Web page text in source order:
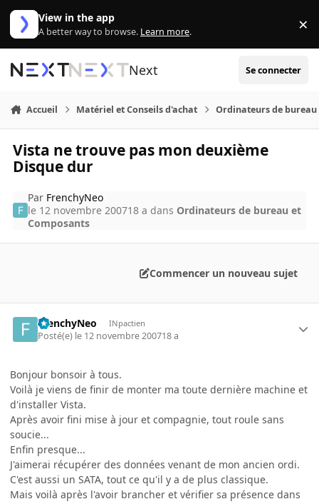
Aller au contenu
View in the app
A better way to browse. Learn more. ×
Next Se connecter
Accueil Matériel et Conseils d'achat Ordinateurs de bureau
Vista ne trouve pas mon deuxième
Disque dur
Par FrenchyNeo
le 12 novembre 200718 a dans Ordinateurs de bureau et
Composants
Commencer un nouveau sujet
FrenchyNeo INpactien
Posté(e) le 12 novembre 200718 a
Bonjour bonsoir à tous.
Voilà je viens de finir de monter ma toute dernière machine et
d'installer Vista.
Après avoir fini mise à jour et compagnie, tout roule sans
soucie...
Enfin presque...
J'aimerai récupérer des données venant de mon ancien ordi.
C'est aussi un SATA, tout ce qu'il y a de plus classique.
Mais voilà après l'avoir brancher et vérifier sa présence dans